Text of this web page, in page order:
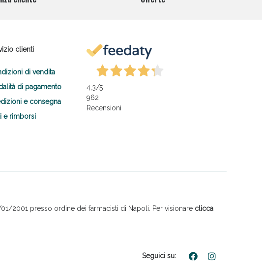
clienti
di vendita
di pagamento
e consegna
e rimborsi
4,3/5
962
Recensioni
2001 presso ordine dei farmacisti di Napoli. Per visionare clicca
Seguici su: